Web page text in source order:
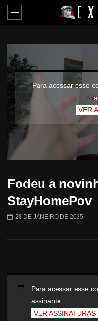
Para acessar esse
VER
Fodeu a
StayHomePov
28 DE JANEIRO DE 2025
Para acessar esse
assinante.
VER ASSINATURAS